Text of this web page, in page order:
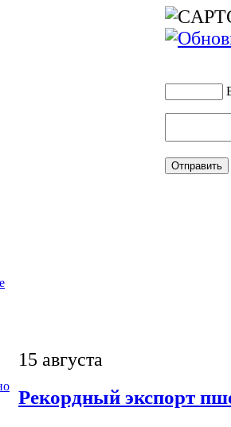
15 августа
Рекордный экспорт